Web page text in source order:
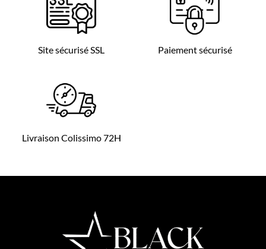
Site sécurisé SSL Paiement sécurisé
Livraison Colissimo 72H